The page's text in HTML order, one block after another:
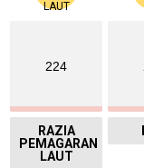
224
RAZIA
PEMAGARAN
LAUT